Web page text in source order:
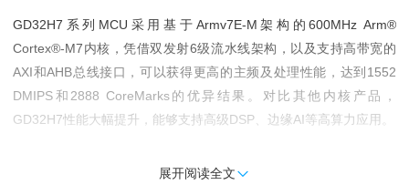
GD32H7系列MCU采用基于Armv7E-M架构的600MHz Arm®
Cortex®-M7内核，凭借双发射6级流水线架构，以及支持高带宽的
AXI和AHB总线接口，可以获得更高的主频及处理性能，达到1552
DMIPS和2888 CoreMarks的优异结果。对比其他内核产品，
GD32H7性能大幅提升，能够支持高级DSP、边缘AI等高算力应用。
展开阅读全文